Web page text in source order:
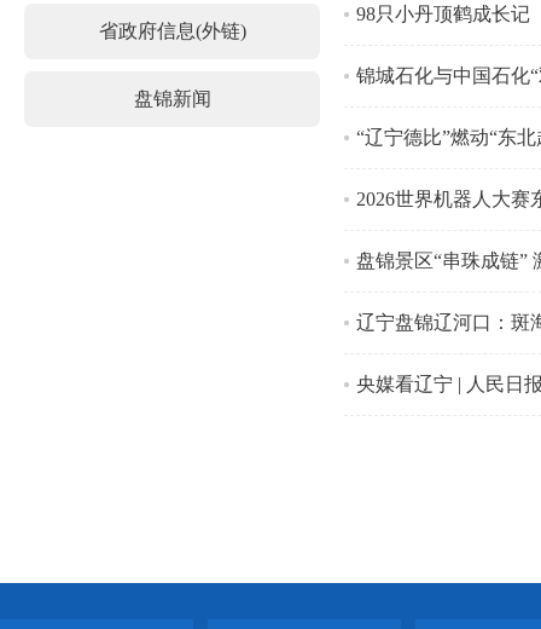
省政府信息(外链)
盘锦新闻
98只小丹顶鹤成长记
锦城石化与中国石化
“辽宁德比”燃动“东
2026世界机器人大赛
盘锦景区“串珠成链”
辽宁盘锦辽河口：斑
央媒看辽宁 | 人民日